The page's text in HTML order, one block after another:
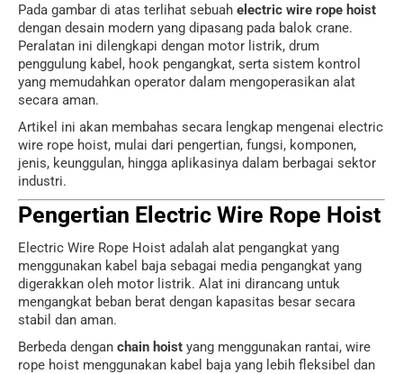
Pada gambar di atas terlihat sebuah electric wire rope hoist
dengan desain modern yang dipasang pada balok crane.
Peralatan ini dilengkapi dengan motor listrik, drum
penggulung kabel, hook pengangkat, serta sistem kontrol
yang memudahkan operator dalam mengoperasikan alat
secara aman.
Artikel ini akan membahas secara lengkap mengenai electric
wire rope hoist, mulai dari pengertian, fungsi, komponen,
jenis, keunggulan, hingga aplikasinya dalam berbagai sektor
industri.
Pengertian Electric Wire Rope Hoist
Electric Wire Rope Hoist adalah alat pengangkat yang
menggunakan kabel baja sebagai media pengangkat yang
digerakkan oleh motor listrik. Alat ini dirancang untuk
mengangkat beban berat dengan kapasitas besar secara
stabil dan aman.
Berbeda dengan chain hoist yang menggunakan rantai, wire
rope hoist menggunakan kabel baja yang lebih fleksibel dan